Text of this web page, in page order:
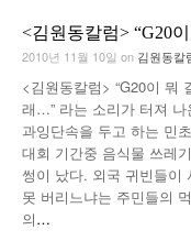
<김원동칼럼> “G20
2010년 11월 10일 on 김원동칼
<김원동칼럼> “G20이 뭐
래…” 라는 소리가 터져
과잉단속을 두고 하는 민
대회 기간중 음식물 쓰레
썽이 났다. 외국 귀빈들이
못 버리느냐는 주민들의
의…